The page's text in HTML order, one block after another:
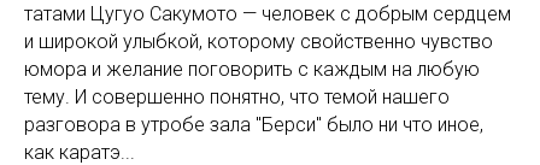
татами Цугуо Сакумото — человек с добрым сердцем
и широкой улыбкой, которому свойственно чувство
юмора и желание поговорить с каждым на любую
тему. И совершенно понятно, что темой нашего
разговора в утробе зала "Берси" было ни что иное,
как каратэ...